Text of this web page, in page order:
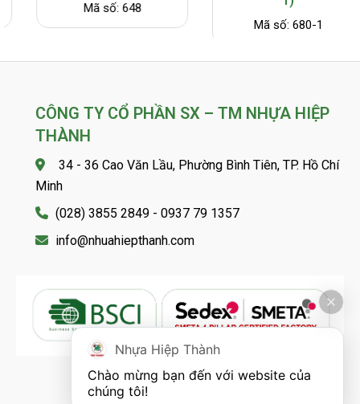
Mã số: 648
Mã số: 680-1
CÔNG TY CỔ PHẦN SX – TM NHỰA HIỆP
THÀNH
34 - 36 Cao Văn Lầu, Phường Bình Tiên, TP. Hồ Chí
Minh
(028) 3855 2849 - 0937 79 1357
info@nhuahiepthanh.com
FOLLOW US
Nhựa Hiệp Thành
Chào mừng bạn đến với website của
chúng tôi!